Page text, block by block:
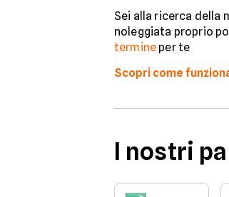
Sei alla ricerca della
noleggiata proprio
termine per te
Scopri come
I nostri